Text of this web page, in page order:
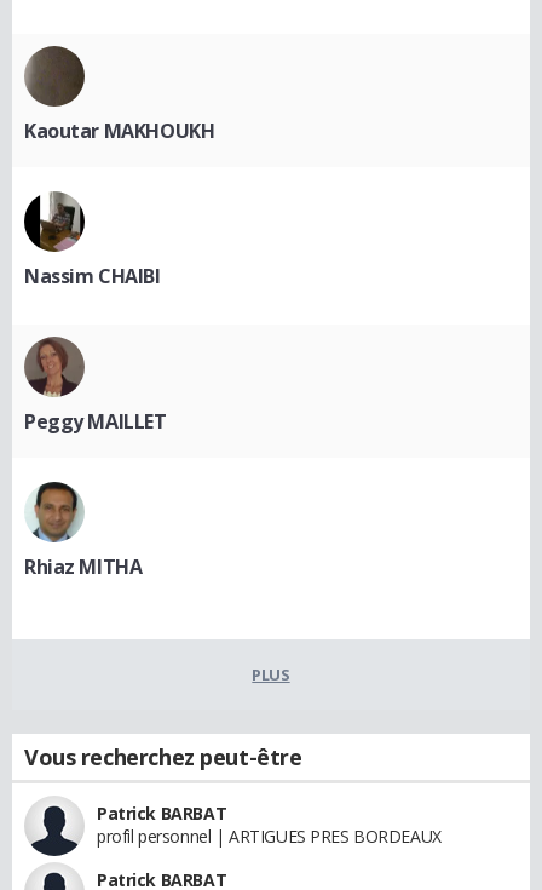
Kaoutar MAKHOUKH
Nassim CHAIBI
Peggy MAILLET
Rhiaz MITHA
PLUS
Vous recherchez peut-être
Patrick BARBAT
profil personnel | ARTIGUES PRES BORDEAUX
Patrick BARBAT